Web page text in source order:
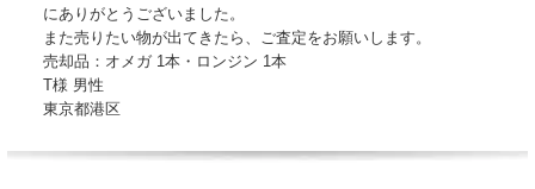
にありがとうございました。
また売りたい物が出てきたら、ご査定をお願いします。
売却品：オメガ 1本・ロンジン 1本
T様 男性
東京都港区